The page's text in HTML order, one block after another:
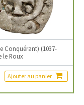
Conquérant) (1037-
le Roux
Ajouter au panier